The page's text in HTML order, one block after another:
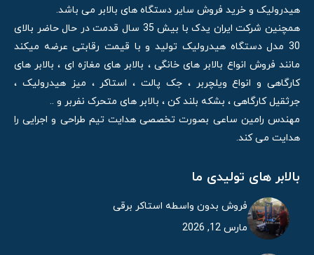
هیدرولیک و خرید فروش سایر دستگاه های بالابر می باشد.
همچنین شرکت ایران یدک با بیش 35 سال قدمت در حال حاضر بالای
30 مدل دستگاه هیدرولیک تولید و با قیمت رقابتی عرضه میکند
مانند فروش انواع بالابر های خانگی ، بالابر های مغازه ای ، بالابر های
کارگاهی و انواع ویلچربر ، جک پالت ، استاکر ، میز هیدرولیک ،
جرثقیل کارگاهی ، بشکه بلند کن ، بالابر های متحرک نفربر و ..
مهندس رامین ساعی بصورت تخصصی هدایت تیم طراحی و اجرایی را
هدایت می کند.
بالابر های تولیدی ما
فروش بدون واسطه استاکر برقی
مارس 12, 2026